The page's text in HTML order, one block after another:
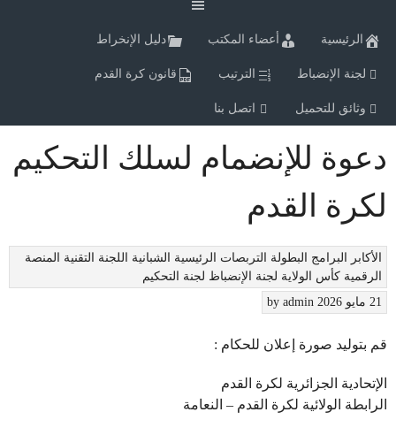
الرئيسية أعضاء المكتب دليل الإنخراط
لجنة الإنضباط الترتيب قانون كرة القدم
وثائق للتحميل اتصل بنا
دعوة للإنضمام لسلك التحكيم
لكرة القدم
الأكابر البرامج البطولة التربصات الرئيسية الشبانية اللجنة التقنية
المنصة
الرقمية كأس الولاية لجنة الإنضباظ لجنة التحكيم
21 مايو 2026
by admin
قم بتوليد صورة إعلان للحكام :
الإتحادية الجزائرية لكرة القدم
الرابطة الولائية لكرة القدم – النعامة